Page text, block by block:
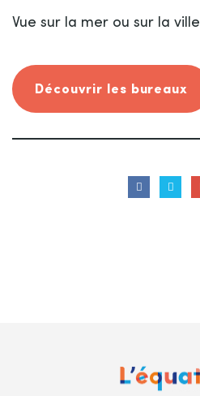
Vue sur la mer ou sur la ville
Découvrir les bureaux